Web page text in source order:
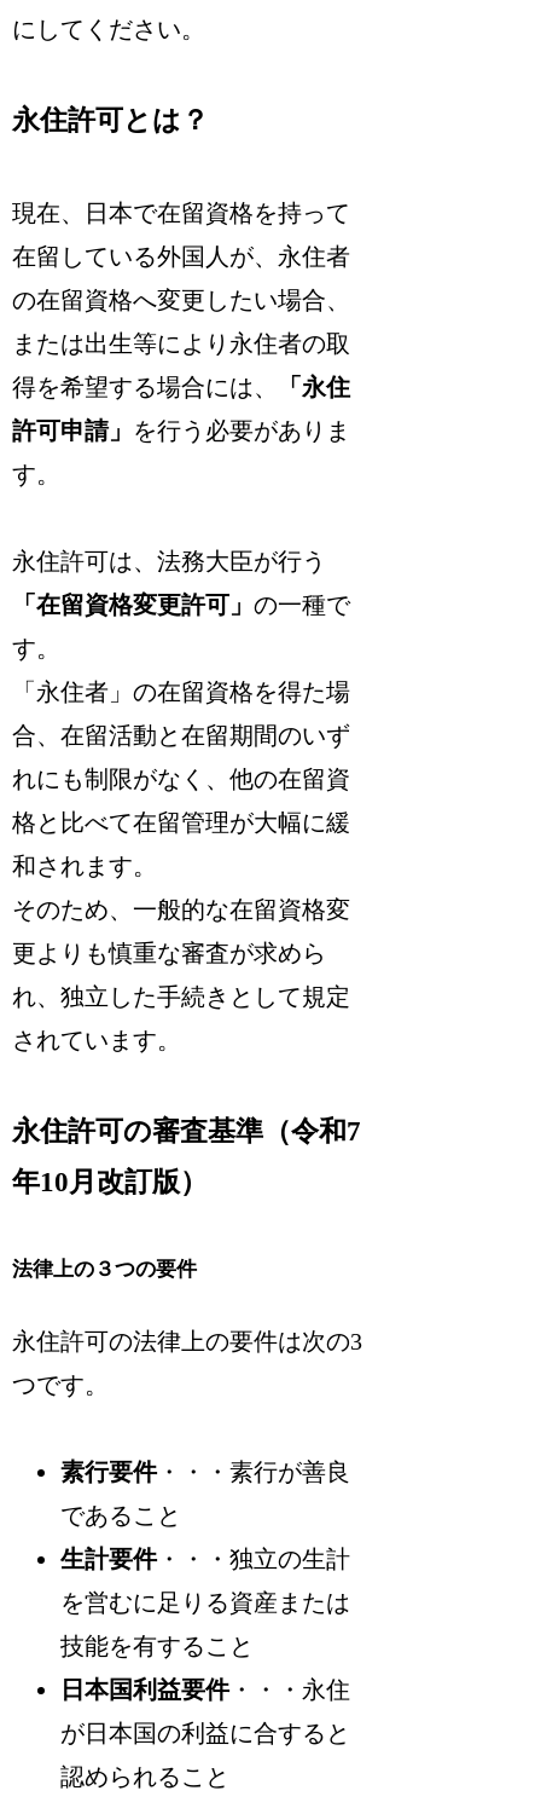
にしてください。
永住許可とは？
現在、日本で在留資格を持って
在留している外国人が、永住者
の在留資格へ変更したい場合、
または出生等により永住者の取
得を希望する場合には、
「永住
許可申請」 を行う必要がありま
す。
永住許可は、法務大臣が行う
「在留資格変更許可」の一種で
す。
「永住者」の在留資格を得た場
合、在留活動と在留期間のいず
れにも制限がなく、他の在留資
格と比べて在留管理が大幅に緩
和されます。
そのため、一般的な在留資格変
更よりも慎重な審査が求めら
れ、独立した手続きとして規定
されています。
永住許可の審査基準（令和7
年10月改訂版）
法律上の３つの要件
永住許可の法律上の要件は次の3
つです。
素行要件・・・素行が善良
であること
生計要件・・・独立の生計
を営むに足りる資産または
技能を有すること
日本国利益要件・・・永住
が日本国の利益に合すると
認められること